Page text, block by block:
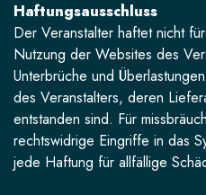
Haftungsausschluss
Der Veranstalter haftet nicht
Nutzung der Websites des
Unterbrüche und
des Veranstalters, deren
entstanden sind. Für
rechtswidrige Eingriffe in das
jede Haftung für allfällige